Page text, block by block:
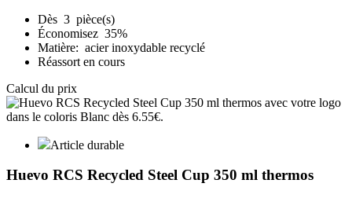
Dès 3 pièce(s)
Économisez 35%
Matière: acier inoxydable recyclé
Réassort en cours
Calcul du prix
Article durable
Huevo RCS Recycled Steel Cup 350 ml thermos